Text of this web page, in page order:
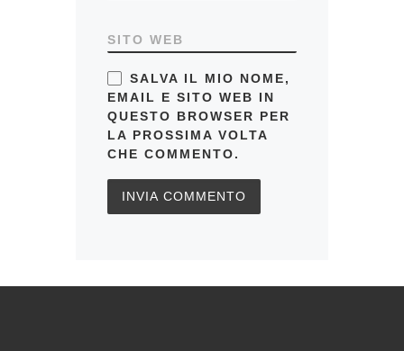
SITO WEB
SALVA IL MIO NOME,
EMAIL E SITO WEB IN
QUESTO BROWSER PER
LA PROSSIMA VOLTA
CHE COMMENTO.